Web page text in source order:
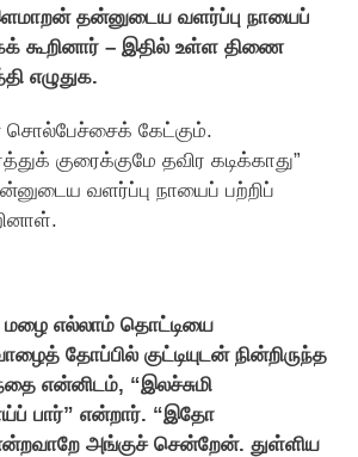
தன்னுடைய வளர்ப்பு நாயைப்
கூறினார் – இதில் உள்ள திணை
எழுதுக.
சொல்பேச்சைக் கேட்கும்.
குரைக்குமே தவிர கடிக்காது”
வளர்ப்பு நாயைப் பற்றிப்
மழை எல்லாம் தொட்டியை
தோப்பில் குட்டியுடன் நின்றிருந்த
என்னிடம், “இலச்சுமி
பார்” என்றார். “இதோ
அங்குச் சென்றேன். துள்ளிய